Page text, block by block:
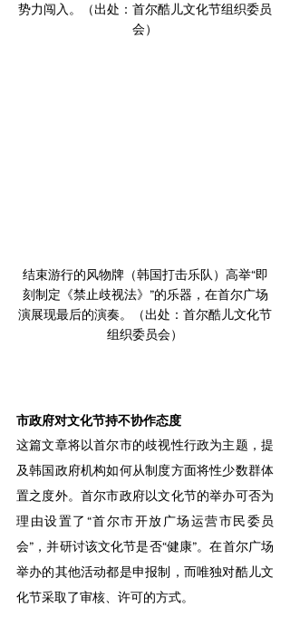
势力闯入。（出处：首尔酷儿文化节组织委员
会）
﻿结束游行的风物牌（韩国打击乐队）高举“即
刻制定《禁止歧视法》”的乐器，在首尔广场
演展现最后的演奏。（出处：首尔酷儿文化节
组织委员会）
市政府对文化节持不协作态度
这篇文章将以首尔市的歧视性行政为主题，提
及韩国政府机构如何从制度方面将性少数群体
置之度外。首尔市政府以文化节的举办可否为
理由设置了“首尔市开放广场运营市民委员
会”，并研讨该文化节是否“健康”。在首尔广场
举办的其他活动都是申报制，而唯独对酷儿文
化节采取了审核、许可的方式。